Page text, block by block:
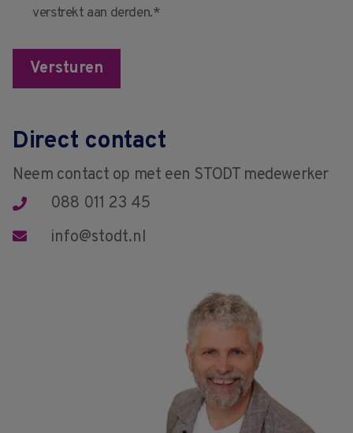
verstrekt aan derden.*
Versturen
Direct contact
Neem contact op met een STODT medewerker
088 011 23 45
info@stodt.nl